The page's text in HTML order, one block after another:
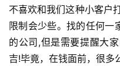
区
优
速
登录
不喜欢和我们这种小客户
限制会少些。找的任何一
的公司,但是需要提醒大
吉!毕竟，在钱面前，很多